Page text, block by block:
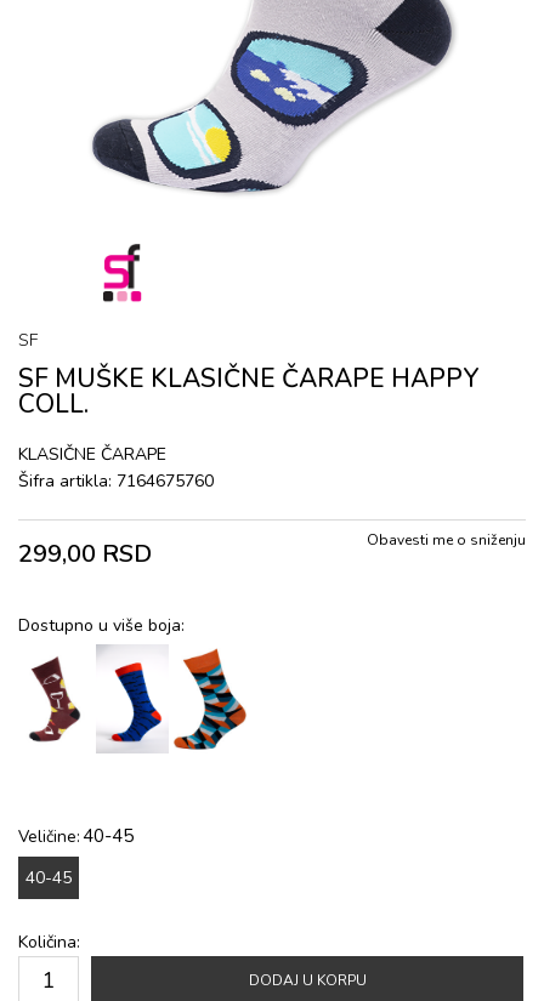
SF
SF MUŠKE KLASIČNE ČARAPE HAPPY
COLL.
KLASIČNE ČARAPE
Šifra artikla: 7164675760
299,00 RSD Obavesti me o sniženju
Dostupno u više boja:
Veličine: 40-45
40-45
Količina:
DODAJ U KORPU